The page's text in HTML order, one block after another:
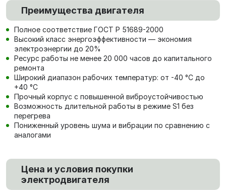
Преимущества двигателя
Полное соответствие ГОСТ Р 51689-2000
Высокий класс энергоэффективности — экономия
электроэнергии до 20%
Ресурс работы не менее 20 000 часов до капитального
ремонта
Широкий диапазон рабочих температур: от -40 °C до
+40 °C
Прочный корпус с повышенной виброустойчивостью
Возможность длительной работы в режиме S1 без
перегрева
Пониженный уровень шума и вибрации по сравнению с
аналогами
Цена и условия покупки
электродвигателя